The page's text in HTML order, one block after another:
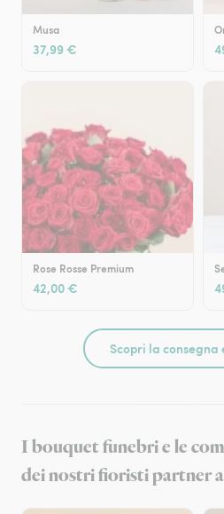
Musa
37,99 €
Rose Rosse Premium
42,00 €
Scopri la consegna
I bouquet funebri e le
dei nostri fioristi partner